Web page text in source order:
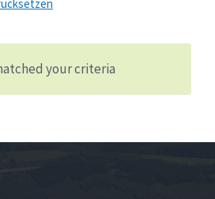
your criteria